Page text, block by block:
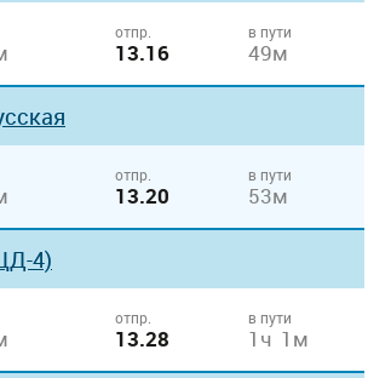
отпр.
13.16
в пути
49м
отпр.
13.20
в пути
53м
4)
отпр.
13.28
в пути
1ч 1м